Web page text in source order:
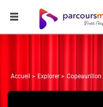
Accueil Explorer Copeaurillon